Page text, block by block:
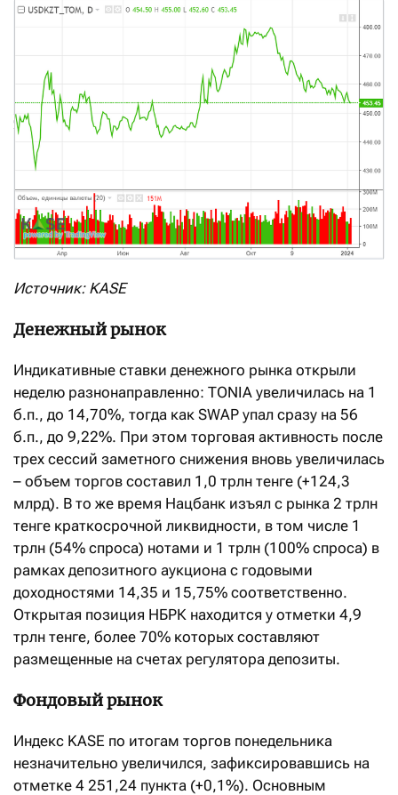
Источник: KASE
Денежный рынок
Индикативные ставки денежного рынка открыли
неделю разнонаправленно: TONIA увеличилась на 1
б.п., до 14,70%, тогда как SWAP упал сразу на 56
б.п., до 9,22%. При этом торговая активность после
трех сессий заметного снижения вновь увеличилась
– объем торгов составил 1,0 трлн тенге (+124,3
млрд). В то же время Нацбанк изъял с рынка 2 трлн
тенге краткосрочной ликвидности, в том числе 1
трлн (54% спроса) нотами и 1 трлн (100% спроса) в
рамках депозитного аукциона с годовыми
доходностями 14,35 и 15,75% соответственно.
Открытая позиция НБРК находится у отметки 4,9
трлн тенге, более 70% которых составляют
размещенные на счетах регулятора депозиты.
Фондовый рынок
Индекс KASE по итогам торгов понедельника
незначительно увеличился, зафиксировавшись на
отметке 4 251,24 пункта (+0,1%). Основным